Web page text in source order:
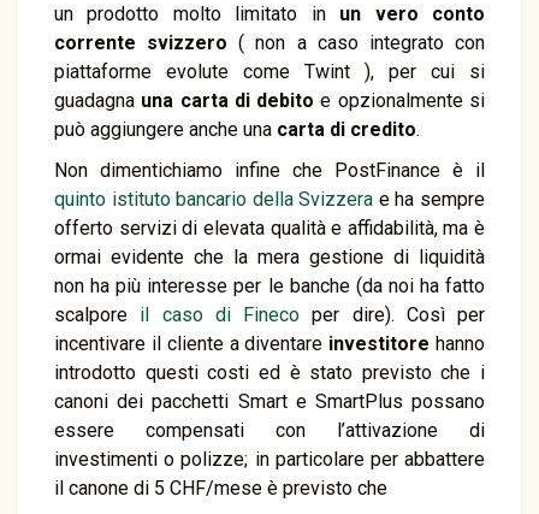
un prodotto molto limitato in un vero conto
corrente svizzero ( non a caso integrato con
piattaforme evolute come Twint ), per cui si
guadagna una carta di debito e opzionalmente si
può aggiungere anche una carta di credito.
Non dimentichiamo infine che PostFinance è il
quinto istituto bancario della Svizzera e ha sempre
offerto servizi di elevata qualità e affidabilità, ma è
ormai evidente che la mera gestione di liquidità
non ha più interesse per le banche (da noi ha fatto
scalpore il caso di Fineco per dire). Così per
incentivare il cliente a diventare investitore hanno
introdotto questi costi ed è stato previsto che i
canoni dei pacchetti Smart e SmartPlus possano
essere compensati con l’attivazione di
investimenti o polizze; in particolare per abbattere
il canone di 5 CHF/mese è previsto che